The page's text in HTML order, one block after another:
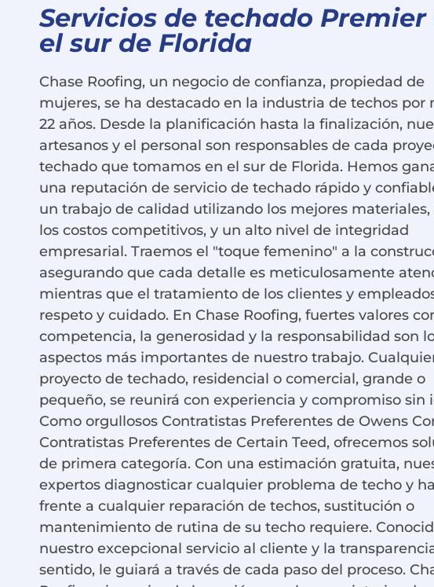
Servicios de techado Premier
el sur de Florida
Chase Roofing, un negocio de confianza, propiedad de
mujeres, se ha destacado en la industria de techos por
22 años. Desde la planificación hasta la finalización,
artesanos y el personal son responsables de cada
techado que tomamos en el sur de Florida. Hemos
una reputación de servicio de techado rápido y
un trabajo de calidad utilizando los mejores materiales,
los costos competitivos, y un alto nivel de integridad
empresarial. Traemos el "toque femenino" a la
asegurando que cada detalle es meticulosamente
mientras que el tratamiento de los clientes y
respeto y cuidado. En Chase Roofing, fuertes valores
competencia, la generosidad y la responsabilidad son
aspectos más importantes de nuestro trabajo.
proyecto de techado, residencial o comercial, grande o
pequeño, se reunirá con experiencia y compromiso sin
Como orgullosos Contratistas Preferentes de Owens
Contratistas Preferentes de Certain Teed, ofrecemos
de primera categoría. Con una estimación gratuita,
expertos diagnosticar cualquier problema de techo y
frente a cualquier reparación de techos, sustitución o
mantenimiento de rutina de su techo requiere.
nuestro excepcional servicio al cliente y la
sentido, le guiará a través de cada paso del proceso.